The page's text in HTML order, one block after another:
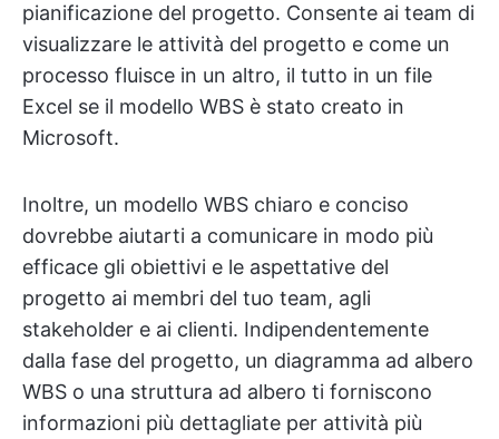
pianificazione del progetto. Consente ai team di
visualizzare le attività del progetto e come un
processo fluisce in un altro, il tutto in un file
Excel se il modello WBS è stato creato in
Microsoft.
Inoltre, un modello WBS chiaro e conciso
dovrebbe aiutarti a comunicare in modo più
efficace gli obiettivi e le aspettative del
progetto ai membri del tuo team, agli
stakeholder e ai clienti. Indipendentemente
dalla fase del progetto, un diagramma ad albero
WBS o una struttura ad albero ti forniscono
informazioni più dettagliate per attività più